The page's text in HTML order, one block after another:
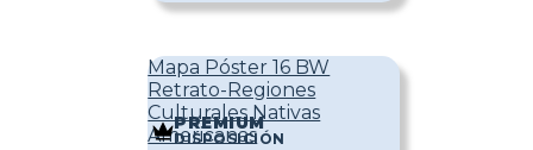
Mapa Póster 16 BW
Retrato-Regiones
Culturales Nativas
Americanas
PREMIUM
DISPOSICIÓN